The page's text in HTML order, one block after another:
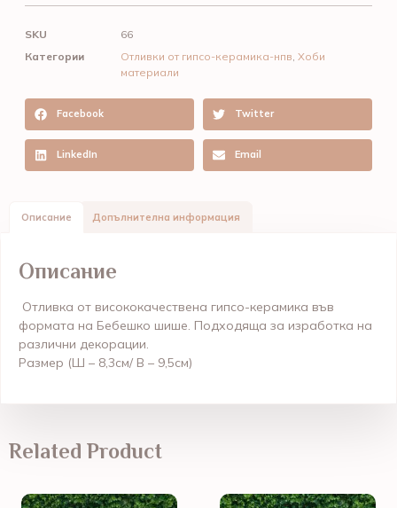
SKU
66
Категории
Отливки от гипсо-керамика-нпв Хоби
материали
Facebook Twitter
LinkedIn Email
Описание Допълнителна информация
Описание
Отливка от висококачествена гипсо-керамика във
формата на Бебешко шише. Подходяща за изработка на
различни декорации.
Размер (Ш – 8,3см/ В – 9,5см)
Related Product